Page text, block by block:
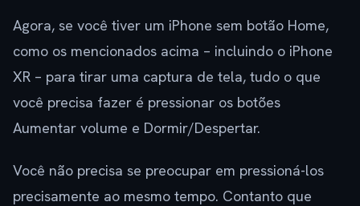
Agora, se você tiver um iPhone sem botão Home,
como os mencionados acima – incluindo o iPhone
XR – para tirar uma captura de tela, tudo o que
você precisa fazer é pressionar os botões
Aumentar volume e Dormir/Despertar.
Você não precisa se preocupar em pressioná-los
precisamente ao mesmo tempo. Contanto que